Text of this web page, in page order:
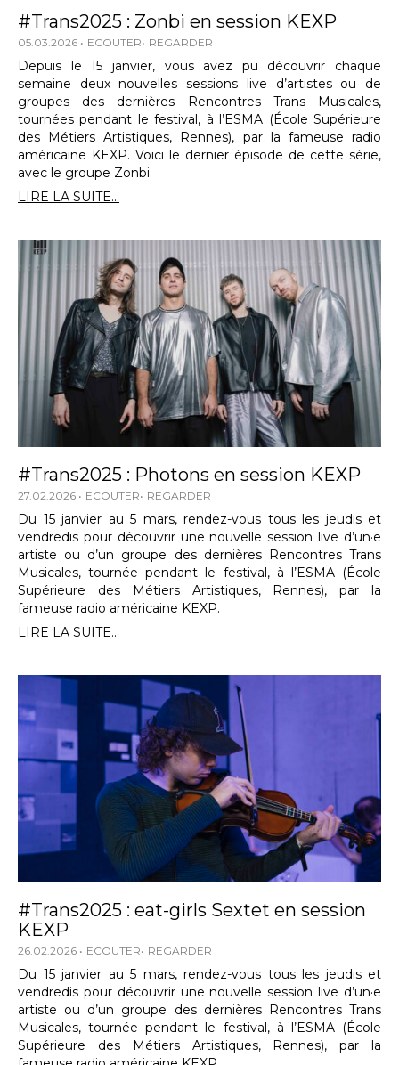
#Trans2025 : Zonbi en session KEXP
05.03.2026 ECOUTER REGARDER
Depuis le 15 janvier, vous avez pu découvrir chaque
semaine deux nouvelles sessions live d’artistes ou de
groupes des dernières Rencontres Trans Musicales,
tournées pendant le festival, à l’ESMA (École Supérieure
des Métiers Artistiques, Rennes), par la fameuse radio
américaine KEXP. Voici le dernier épisode de cette série,
avec le groupe Zonbi.
LIRE LA SUITE...
#Trans2025 : Photons en session KEXP
27.02.2026 ECOUTER REGARDER
Du 15 janvier au 5 mars, rendez-vous tous les jeudis et
vendredis pour découvrir une nouvelle session live d’un·e
artiste ou d’un groupe des dernières Rencontres Trans
Musicales, tournée pendant le festival, à l’ESMA (École
Supérieure des Métiers Artistiques, Rennes), par la
fameuse radio américaine KEXP.
LIRE LA SUITE...
#Trans2025 : eat-girls Sextet en session
KEXP
26.02.2026 ECOUTER REGARDER
Du 15 janvier au 5 mars, rendez-vous tous les jeudis et
vendredis pour découvrir une nouvelle session live d’un·e
artiste ou d’un groupe des dernières Rencontres Trans
Musicales, tournée pendant le festival, à l’ESMA (École
Supérieure des Métiers Artistiques, Rennes), par la